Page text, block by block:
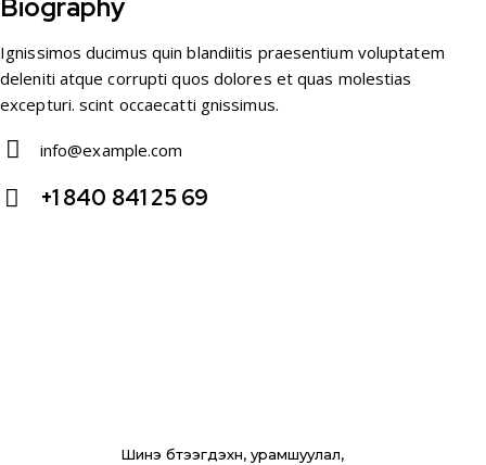
Biography
Ignissimos ducimus quin blandiitis praesentium voluptatem
deleniti atque corrupti quos dolores et quas molestias
excepturi. scint occaecatti gnissimus.
E-
m
info@example.com
+1 840 841 25 69
Шинэ бүтээгдэхүүн, урамшуулал,